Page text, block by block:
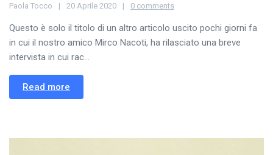
Paola Tocco 20 Aprile 2020 0 comments
Questo è solo il titolo di un altro articolo uscito pochi giorni fa
in cui il nostro amico Mirco Nacoti, ha rilasciato una breve
intervista in cui rac...
Read more